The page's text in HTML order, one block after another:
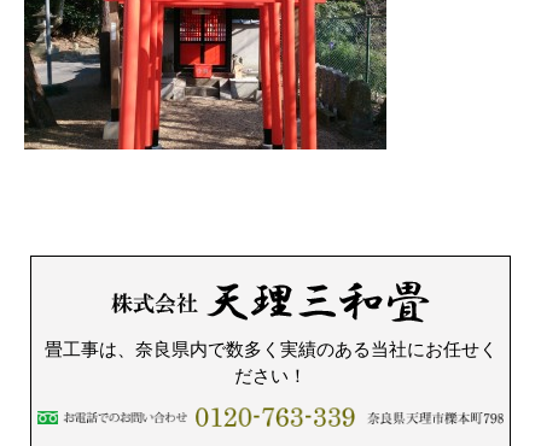
畳工事は、奈良県内で数多く実績のある当社にお任せく
ださい！